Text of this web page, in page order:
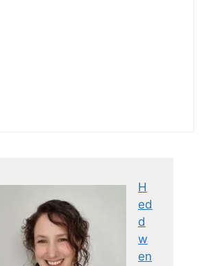
H
ed
d
w
en